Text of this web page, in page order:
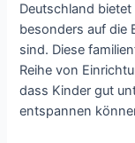
Deutschland
besonders auf die
sind. Diese
Reihe von
dass Kinder gut
entspannen